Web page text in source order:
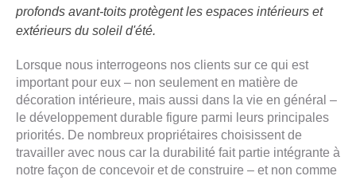
profonds avant-toits protègent les espaces intérieurs et
extérieurs du soleil d'été.
Lorsque nous interrogeons nos clients sur ce qui est
important pour eux – non seulement en matière de
décoration intérieure, mais aussi dans la vie en général –
le développement durable figure parmi leurs principales
priorités. De nombreux propriétaires choisissent de
travailler avec nous car la durabilité fait partie intégrante à
notre façon de concevoir et de construire – et non comme